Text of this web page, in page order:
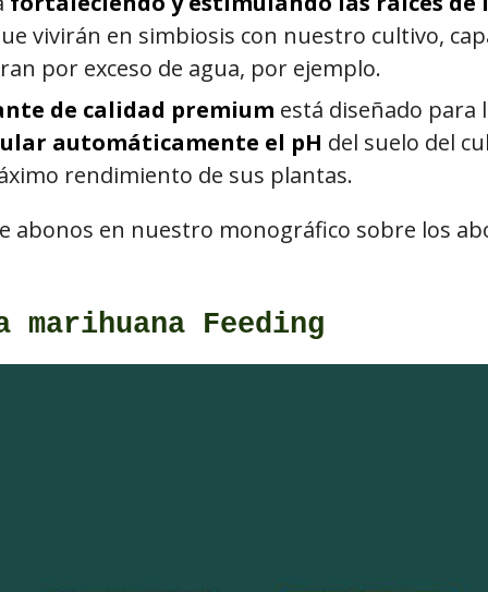
vivirán en simbiosis con nuestro cultivo,
por exceso de agua, por ejemplo.
de calidad premium está diseñado para
automáticamente el pH del suelo del
rendimiento de sus plantas.
abonos en nuestro monográfico sobre los
marihuana Feeding